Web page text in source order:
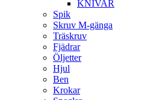
KNIVAR
Spik
Skruv M-gänga
Träskruv
Fjädrar
Öljetter
Hjul
Ben
Krokar